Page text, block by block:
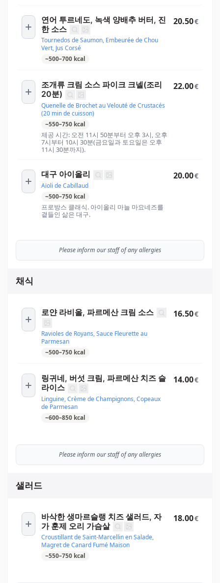
연어 투르네도, 녹색 양배추 버터, 진
한 소스
Tournedos de Saumon, Embeurée de Chou
Vert, Jus Corsé
~500–700 kcal
20.50€
조개류 크림 소스 파이크 크넬(조리
20분)
Quenelle de Brochet au Velouté de Crustacés
(20 min de cuisson)
~550–750 kcal
제공 시간: 오전 11시 50분부터 오후 3시, 오후
7시부터 10시 30분(금요일과 토요일은 오후
11시 30분까지).
22.00€
대구 아이올리
Aïoli de Cabillaud
~500–750 kcal
프로방스 클래식. 아이올리 마늘 마요네즈를
곁들인 삶은 대구.
20.00€
Please inform our staff of any allergies
채식
로얀 라비올, 파르메산 크림 소스
Ravioles de Royans, Sauce Fleurette au
Parmesan
~500–750 kcal
16.50€
링귀네, 버섯 크림, 파르메산 치즈 슬
라이스
Linguine, Crème de Champignons, Copeaux
de Parmesan
~600–850 kcal
14.00€
Please inform our staff of any allergies
샐러드
바삭한 생마르슬랭 치즈 샐러드, 자
가 훈제 오리 가슴살
Croustillant de Saint-Marcellin en Salade,
Magret de Canard Fumé Maison
~550–750 kcal
18.00€